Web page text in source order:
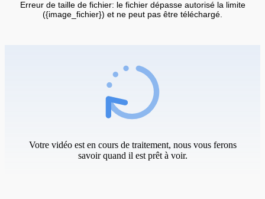
Erreur de taille de fichier: le fichier dépasse autorisé la limite
({image_fichier}) et ne peut pas être téléchargé.
Votre vidéo est en cours de traitement, nous vous ferons
savoir quand il est prêt à voir.